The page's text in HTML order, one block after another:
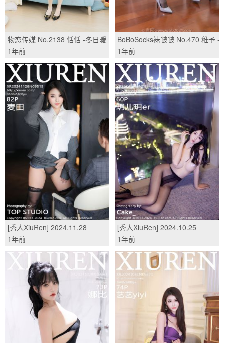
物恋传媒 No.2138 恬恬 -冬日暖
意/(150P)
1年前
BoBoSocks袜啵啵 No.470 稚予 -
高跟鞋、黑丝、裤里丝/(150P)
1年前
[秀人XiuRen] 2024.11.28
No.9515 麦田/(82P)
1年前
[秀人XiuRen] 2024.10.25
No.9344 玥儿玥er/(60P)
1年前